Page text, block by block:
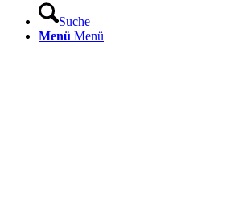
Suche
Menü Menü